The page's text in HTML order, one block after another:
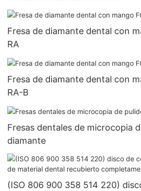
Fresa de diamante dental con
RA
Fresa de diamante dental con
RA-B
Fresas dentales de microcopia
diamante
(ISO 806 900 358 514 220)